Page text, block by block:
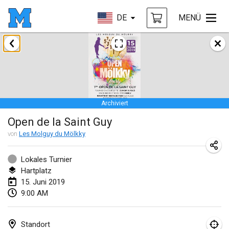
DE MENÜ
Archiviert
Open de la Saint Guy
von Les Molguy du Mölkky
Lokales Turnier
Hartplatz
15. Juni 2019
9:00 AM
Standort
Januar 2019
New Year's Throw Mölkky
Tschechische Republik
Tournoi Mixte ASPTTOM
20. Jan. 2019| Frankreich
Tournoi d'Hiver
26. Jan. 2019
Liekki Cup
26. Jan. 2019